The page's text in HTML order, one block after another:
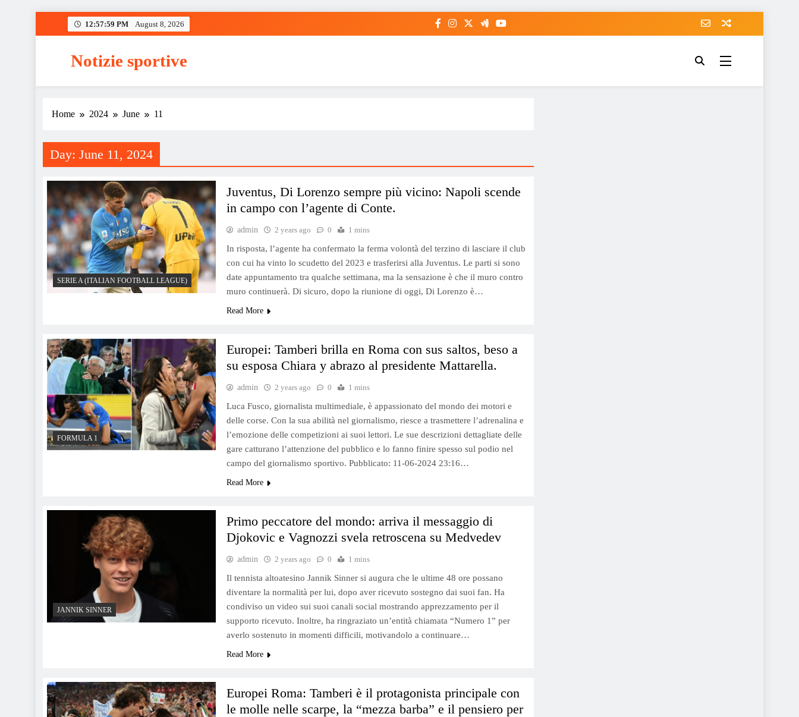
12:57:59 PM August 8, 2026
Notizie sportive
Home 2024 June 11
Day: June 11, 2024
SERIE A (ITALIAN FOOTBALL LEAGUE)
Juventus, Di Lorenzo sempre più vicino: Napoli scende
in campo con l’agente di Conte.
admin 2 years ago 0 1 mins
In risposta, l’agente ha confermato la ferma volontà del terzino di lasciare il club
con cui ha vinto lo scudetto del 2023 e trasferirsi alla Juventus. Le parti si sono
date appuntamento tra qualche settimana, ma la sensazione è che il muro contro
muro continuerà. Di sicuro, dopo la riunione di oggi, Di Lorenzo è…
Read More
FORMULA 1
Europei: Tamberi brilla en Roma con sus saltos, beso a
su esposa Chiara y abrazo al presidente Mattarella.
admin 2 years ago 0 1 mins
Luca Fusco, giornalista multimediale, è appassionato del mondo dei motori e
delle corse. Con la sua abilità nel giornalismo, riesce a trasmettere l’adrenalina e
l’emozione delle competizioni ai suoi lettori. Le sue descrizioni dettagliate delle
gare catturano l’attenzione del pubblico e lo fanno finire spesso sul podio nel
campo del giornalismo sportivo. Pubblicato: 11-06-2024 23:16…
Read More
JANNIK SINNER
Primo peccatore del mondo: arriva il messaggio di
Djokovic e Vagnozzi svela retroscena su Medvedev
admin 2 years ago 0 1 mins
Il tennista altoatesino Jannik Sinner si augura che le ultime 48 ore possano
diventare la normalità per lui, dopo aver ricevuto sostegno dai suoi fan. Ha
condiviso un video sui suoi canali social mostrando apprezzamento per il
supporto ricevuto. Inoltre, ha ringraziato un’entità chiamata “Numero 1” per
averlo sostenuto in momenti difficili, motivandolo a continuare…
Read More
Europei Roma: Tamberi è il protagonista principale con
le molle nelle scarpe, la “mezza barba” e il pensiero per